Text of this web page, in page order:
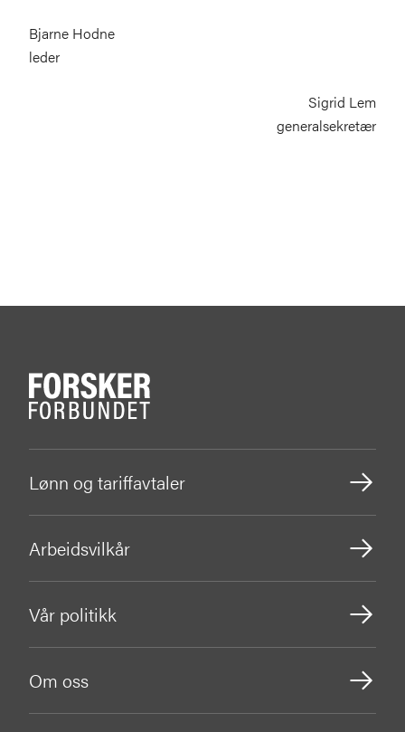
Bjarne Hodne
leder
Sigrid Lem
generalsekretær
Lønn og tariffavtaler
Arbeidsvilkår
Vår politikk
Om oss